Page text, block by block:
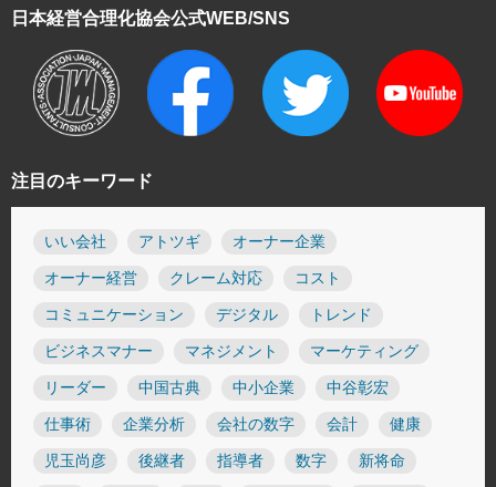
注目のキーワード
いい会社 アトツギ オーナー企業
オーナー経営 クレーム対応 コスト
コミュニケーション デジタル トレンド
ビジネスマナー マネジメント マーケティング
リーダー 中国古典 中小企業 中谷彰宏
仕事術 企業分析 会社の数字 会計 健康
児玉尚彦 後継者 指導者 数字 新将命
日本経営合理化協会公式WEB/SNS